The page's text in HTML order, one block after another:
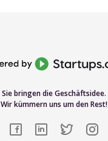
Sie bringen die Geschäftsidee.
Wir kümmern uns um den Rest!